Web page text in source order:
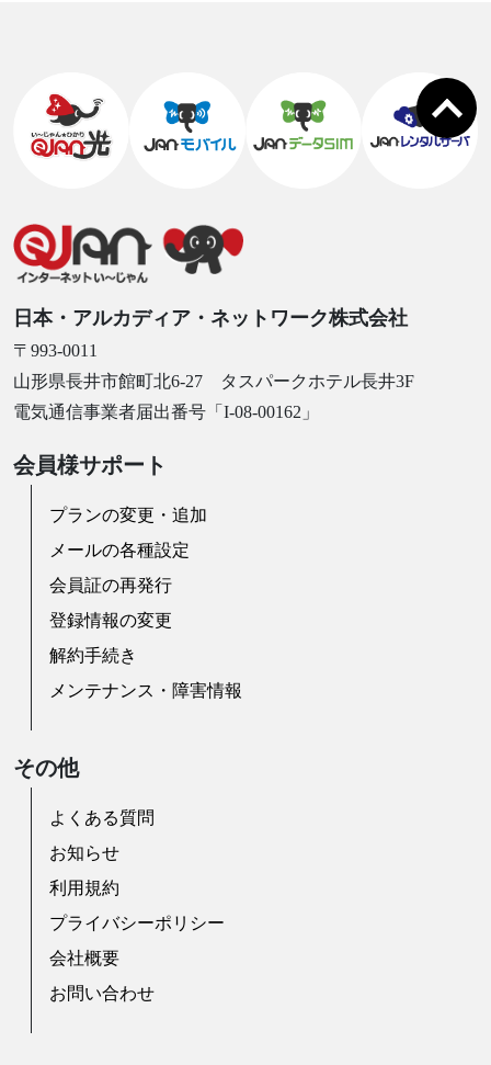
日本・アルカディア・ネットワーク株式会社
〒993-0011
山形県長井市館町北6-27 タスパークホテル長井3F
電気通信事業者届出番号「I-08-00162」
会員様サポート
プランの変更・追加
メールの各種設定
会員証の再発行
登録情報の変更
解約手続き
メンテナンス・障害情報
その他
よくある質問
お知らせ
利用規約
プライバシーポリシー
会社概要
お問い合わせ